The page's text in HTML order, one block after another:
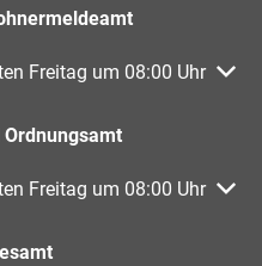
Schließzeiten
Freitag um 08:00 Uhr
Schließzeiten
Freitag um 08:00 Uhr